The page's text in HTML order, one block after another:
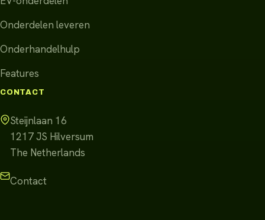
Onderdelen leveren
Onderhandelhulp
Features
CONTACT
Steijnlaan 16
1217 JS Hilversum
The Netherlands
Contact